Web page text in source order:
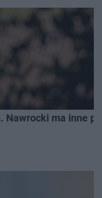
Nawrocki ma inne